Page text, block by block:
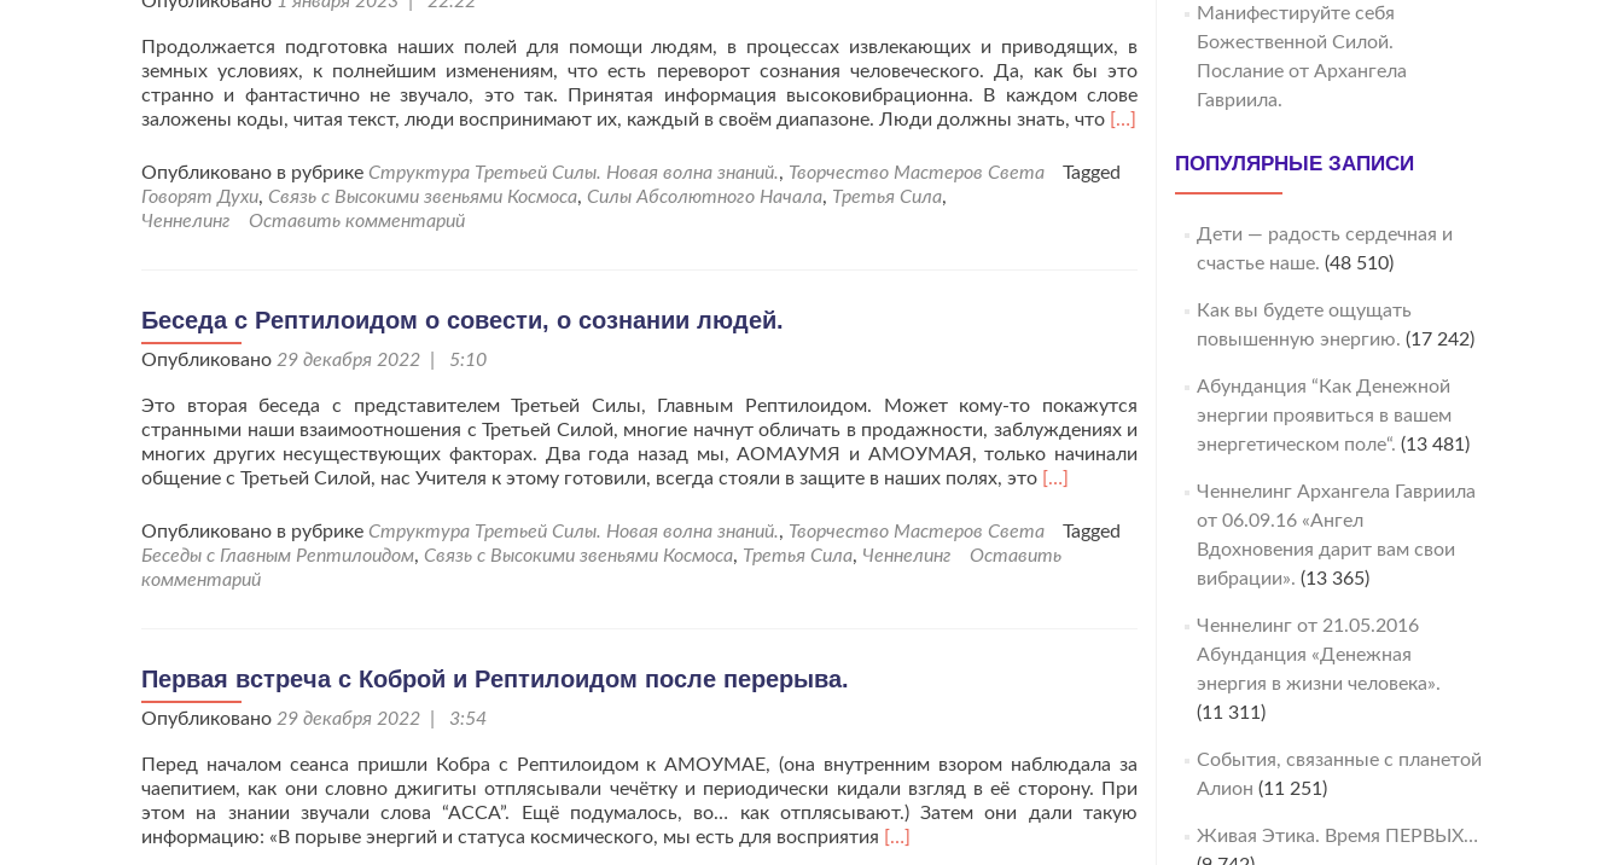
Продолжается подготовка наших полей для помощи людям, в процессах извлекающих и приводящих, в
земных условиях, к полнейшим изменениям, что есть переворот сознания человеческого. Да, как бы это
странно и фантастично не звучало, это так. Принятая информация высоковибрационна. В каждом слове
заложены коды, читая текст, люди воспринимают их, каждый в своём диапазоне. Люди должны знать, что Читать
проСотворчество
[…]
Опубликовано в рубрике Структура Третьей Силы. Новая волна знаний., Творчество Мастеров Света
Tagged
Говорят Духи, Связь с Высокими звеньями Космоса, Силы Абсолютного Начала, Третья Сила,
Ченнелинг
Оставить комментарий
Беседа с Рептилоидом о совести, о сознании людей.
Опубликовано 29 декабря 2022 | 5:10
Это вторая беседа с представителем Третьей Силы, Главным Рептилоидом. Может кому-то покажутся
странными наши взаимоотношения с Третьей Силой, многие начнут обличать в продажности, заблуждениях и
многих других несуществующих факторах. Два года назад мы, АОМАУМЯ и АМОУМАЯ, только начинали
общение с Третьей Силой, нас Учителя к этому готовили, всегда стояли в защите в наших полях, это Читать
проБеседа
с
[…]
Опубликовано в рубрике Структура Третьей Силы. Новая волна знаний., Творчество Мастеров Света
Tagged
Беседы с Главным Рептилоидом, Связь с Высокими звеньями Космоса, Третья Сила, Ченнелинг
Оставить
комментарий
Первая встреча с Коброй и Рептилоидом после перерыва.
Опубликовано 29 декабря 2022 | 3:54
Перед началом сеанса пришли Кобра с Рептилоидом к АМОУМАЕ, (она внутренним взором наблюдала за
чаепитием, как они словно джигиты отплясывали чечётку и периодически кидали взгляд в её сторону. При
этом на знании звучали слова “АССА”. Ещё подумалось, во… как отплясывают.) Затем они дали такую
информацию: «В порыве энергий и статуса космического, мы есть для восприятия Читать
[…]
Манифестируйте себя
Божественной Силой.
Послание от Архангела
Гавриила.
ПОПУЛЯРНЫЕ ЗАПИСИ
Дети — радость сердечная и
счастье наше. (48 510)
Как вы будете ощущать
повышенную энергию. (17 242)
Абунданция “Как Денежной
энергии проявиться в вашем
энергетическом поле“. (13 481)
Ченнелинг Архангела Гавриила
от 06.09.16 «Ангел
Вдохновения дарит вам свои
вибрации». (13 365)
Ченнелинг от 21.05.2016
Абунданция «Денежная
энергия в жизни человека».
(11 311)
События, связанные с планетой
Алион (11 251)
Живая Этика. Время ПЕРВЫХ…